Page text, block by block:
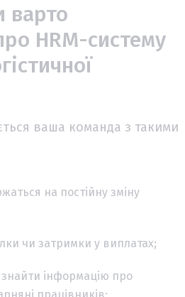
варто
HRM-систему
ваша команда з такими
на постійну зміну
чи затримки у виплатах;
інформацію про
працівників;